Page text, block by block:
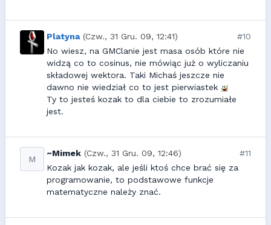
Platyna (Czw., 31 Gru. 09, 12:41)
#10
No wiesz, na GMClanie jest masa osób które nie
widzą co to cosinus, nie mówiąc już o wyliczaniu
składowej wektora. Taki Michaś jeszcze nie
dawno nie wiedział co to jest pierwiastek
Ty to jesteś kozak to dla ciebie to zrozumiałe
jest.
M
~Mimek (Czw., 31 Gru. 09, 12:46)
#11
Kozak jak kozak, ale jeśli ktoś chce brać się za
programowanie, to podstawowe funkcje
matematyczne należy znać.